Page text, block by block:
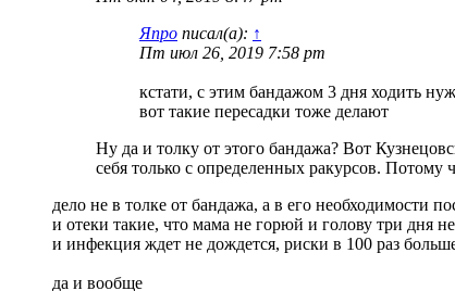
Япро писал(а): ↑
Пт июл 26, 2019 7:58 pm
кстати, с этим бандажом 3 дня ходить
вот такие пересадки тоже делают
Ну да и толку от этого бандажа? Вот
себя только с определенных ракурсов. Потому
дело не в толке от бандажа, а в его необходимости
и отеки такие, что мама не горюй и голову три дня
и инфекция ждет не дождется, риски в 100 раз
да и вообще